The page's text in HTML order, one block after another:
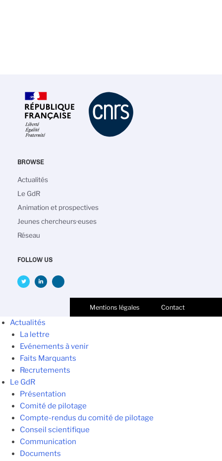
BROWSE
Navigation
principale
Actualités
Le GdR
Animation et prospectives
Jeunes chercheurs·euses
Réseau
FOLLOW US
Mentions légales Contact
Actualités
La lettre
Evénements à venir
Faits Marquants
Recrutements
Le GdR
Présentation
Comité de pilotage
Compte-rendus du comité de pilotage
Conseil scientifique
Communication
Documents